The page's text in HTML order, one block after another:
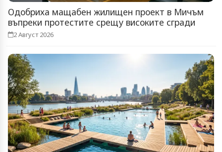
Одобриха мащабен жилищен проект в Мичъм
въпреки протестите срещу високите сгради
2 Август 2026